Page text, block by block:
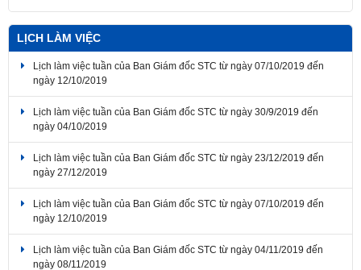
LỊCH LÀM VIỆC
Lịch làm việc tuần của Ban Giám đốc STC từ ngày 07/10/2019 đến
ngày 12/10/2019
Lịch làm việc tuần của Ban Giám đốc STC từ ngày 30/9/2019 đến
ngày 04/10/2019
Lịch làm việc tuần của Ban Giám đốc STC từ ngày 23/12/2019 đến
ngày 27/12/2019
Lịch làm việc tuần của Ban Giám đốc STC từ ngày 07/10/2019 đến
ngày 12/10/2019
Lịch làm việc tuần của Ban Giám đốc STC từ ngày 04/11/2019 đến
ngày 08/11/2019